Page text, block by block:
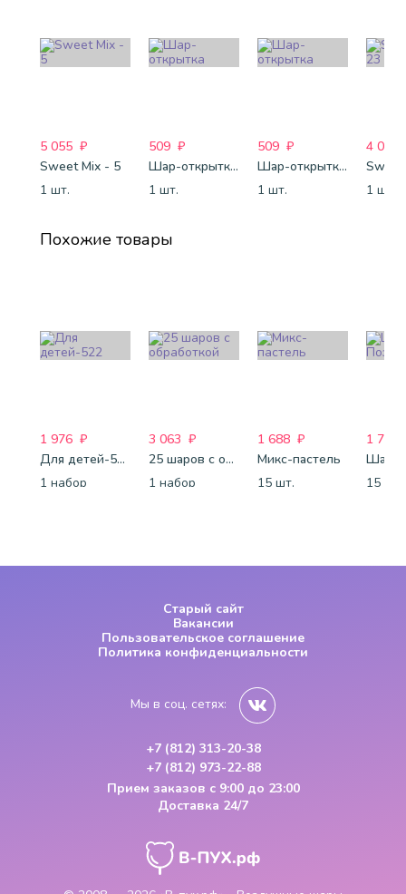
5 055 ₽
Sweet Mix - 5
1 шт.
509 ₽
Шар-открытка "Сердце" (45 см) - 2
1 шт.
509 ₽
Шар-открытка "Звезда" (45 см) - 1
1 шт.
4 088
1 шт.
Похожие товары
1 976 ₽
Для детей-522
1 набор
3 063 ₽
25 шаров с обработкой
1 набор
1 688 ₽
Микс-пастель
15 шт.
1 772
15 шт.
Старый сайт
Вакансии
Пользовательское соглашение
Политика конфиденциальности
Мы в соц. сетях:
+7 (812) 313-20-38
+7 (812) 973-22-88
Прием заказов с 9:00 до 23:00
Доставка 24/7